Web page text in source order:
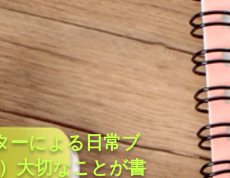
ーによる日常ブ
大切なことが書